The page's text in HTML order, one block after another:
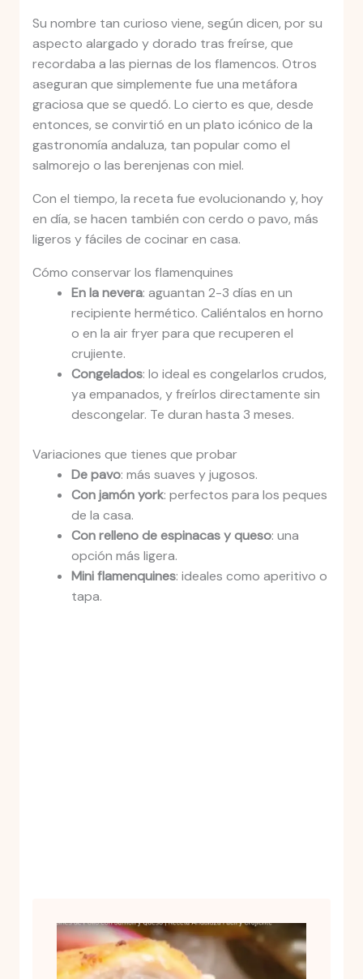
Su nombre tan curioso viene, según dicen, por su
aspecto alargado y dorado tras freírse, que
recordaba a las piernas de los flamencos. Otros
aseguran que simplemente fue una metáfora
graciosa que se quedó. Lo cierto es que, desde
entonces, se convirtió en un plato icónico de la
gastronomía andaluza, tan popular como el
salmorejo o las berenjenas con miel.
Con el tiempo, la receta fue evolucionando y, hoy
en día, se hacen también con cerdo o pavo, más
ligeros y fáciles de cocinar en casa.
Cómo conservar los flamenquines
En la nevera: aguantan 2-3 días en un
recipiente hermético. Caliéntalos en horno
o en la air fryer para que recuperen el
crujiente.
Congelados: lo ideal es congelarlos crudos,
ya empanados, y freírlos directamente sin
descongelar. Te duran hasta 3 meses.
Variaciones que tienes que probar
De pavo: más suaves y jugosos.
Con jamón york: perfectos para los peques
de la casa.
Con relleno de espinacas y queso: una
opción más ligera.
Mini flamenquines: ideales como aperitivo o
tapa.